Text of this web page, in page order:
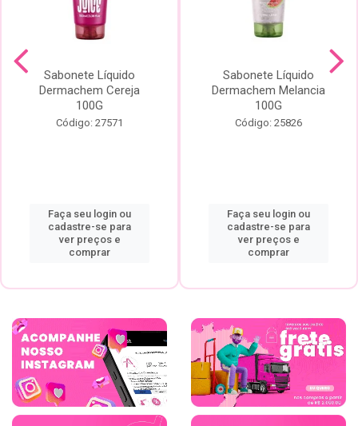
Sabonete Líquido
Dermachem Cereja
100G
Código: 27571
Faça seu login ou
cadastre-se para
ver preços e
comprar
Sabonete Líquido
Dermachem Melancia
100G
Código: 25826
Faça seu login ou
cadastre-se para
ver preços e
comprar